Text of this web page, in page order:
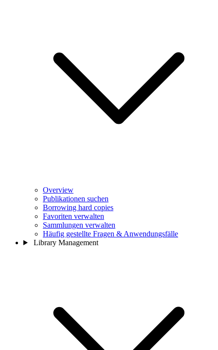
Overview
Publikationen suchen
Borrowing hard copies
Favoriten verwalten
Sammlungen verwalten
Häufig gestellte Fragen & Anwendungsfälle
Library Management